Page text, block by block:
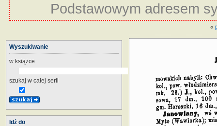
Podstawowym adresem
«
Wyszukiwanie
w książce
szukaj w całej serii
Idź do